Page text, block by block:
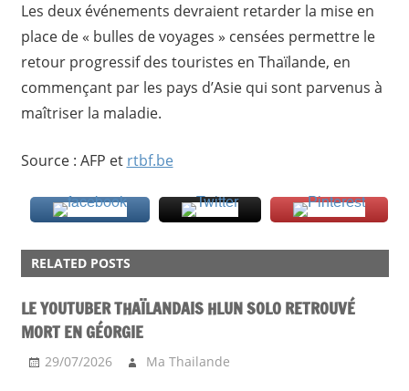
Les deux événements devraient retarder la mise en
place de « bulles de voyages » censées permettre le
retour progressif des touristes en Thaïlande, en
commençant par les pays d’Asie qui sont parvenus à
maîtriser la maladie.
Source : AFP et rtbf.be
RELATED POSTS
LE YOUTUBER THAÏLANDAIS HLUN SOLO RETROUVÉ
MORT EN GÉORGIE
29/07/2026 Ma Thailande